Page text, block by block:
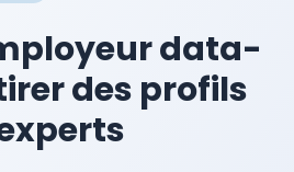
data-
des profils